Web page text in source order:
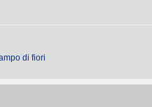
di fiori